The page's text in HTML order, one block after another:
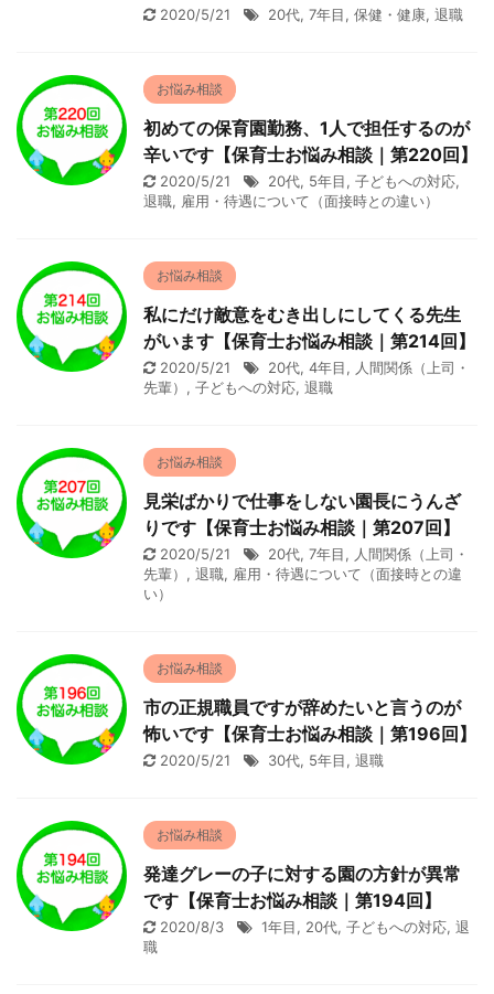
2020/5/21 20代, 7年目, 保健・健康, 退職
お悩み相談
初めての保育園勤務、1人で担任するのが
辛いです【保育士お悩み相談｜第220回】
2020/5/21 20代, 5年目, 子どもへの対応,
退職, 雇用・待遇について（面接時との違い）
お悩み相談
私にだけ敵意をむき出しにしてくる先生
がいます【保育士お悩み相談｜第214回】
2020/5/21 20代, 4年目, 人間関係（上司・
先輩） , 子どもへの対応, 退職
お悩み相談
見栄ばかりで仕事をしない園長にうんざ
りです【保育士お悩み相談｜第207回】
2020/5/21 20代, 7年目, 人間関係（上司・
先輩） , 退職, 雇用・待遇について（面接時との違
い）
お悩み相談
市の正規職員ですが辞めたいと言うのが
怖いです【保育士お悩み相談｜第196回】
2020/5/21 30代, 5年目, 退職
お悩み相談
発達グレーの子に対する園の方針が異常
です【保育士お悩み相談｜第194回】
2020/8/3 1年目, 20代, 子どもへの対応, 退
職